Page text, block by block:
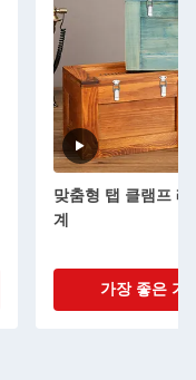
맞춤형 탭 클램프
계
가장 좋은 가